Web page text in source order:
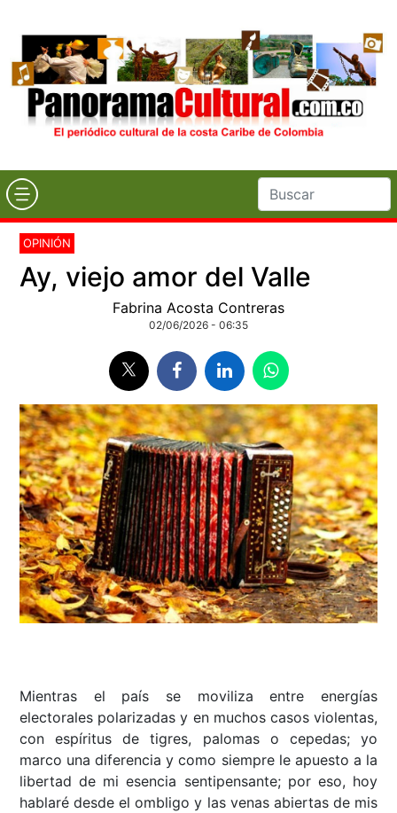
OPINIÓN
Ay, viejo amor del Valle
Fabrina Acosta Contreras
02/06/2026 - 06:35
Mientras el país se moviliza entre energías
electorales polarizadas y en muchos casos violentas,
con espíritus de tigres, palomas o cepedas; yo
marco una diferencia y como siempre le apuesto a la
libertad de mi esencia sentipensante; por eso, hoy
hablaré desde el ombligo y las venas abiertas de mis